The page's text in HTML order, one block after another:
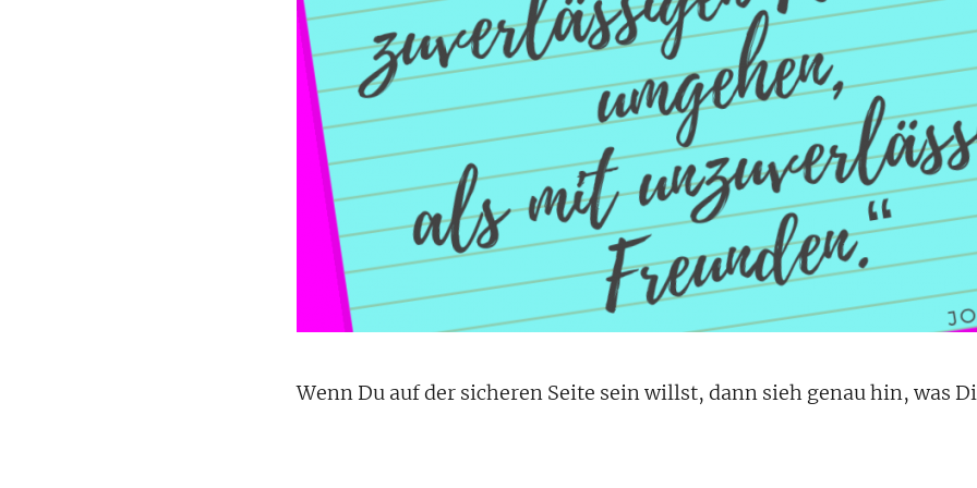
Wenn Du auf der sicheren Seite sein willst, dann sieh genau hin, was